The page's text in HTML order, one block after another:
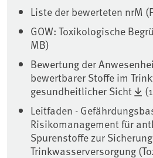
Liste der bewerteten nrM
GOW: Toxikologische
MB)
Bewertung der
bewertbarer Stoffe im
gesundheitlicher Sicht
Leitfaden -
Risikomanagement für
Spurenstoffe zur
Trinkwasserversorgung